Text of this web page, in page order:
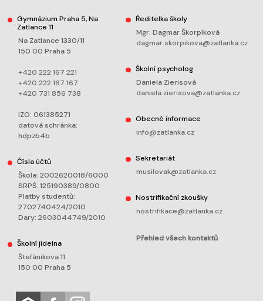
Gymnázium Praha 5, Na
Zatlance 11
Na Zatlance 1330/11
150 00 Praha 5
+420 222 167 221
+420 222 167 167
+420 731 856 738
IZO: 061385271
datová schránka:
hdpzb4b
Čísla účtů
Škola: 2002620018/6000
SRPŠ: 125190389/0800
Platby studentů:
2702740424/2010
Dary: 2603044749/2010
Školní jídelna
Štefánikova 11
150 00 Praha 5
Ředitelka školy
Mgr. Dagmar Škorpíková
dagmar.skorpikova@zatlanka.cz
Školní psycholog
Daniela Zierisová
daniela.zierisova@zatlanka.cz
Obecné informace
info@zatlanka.cz
Sekretariát
musilovak@zatlanka.cz
Nostrifikační zkoušky
nostrifikace@zatlanka.cz
Přehled všech kontaktů